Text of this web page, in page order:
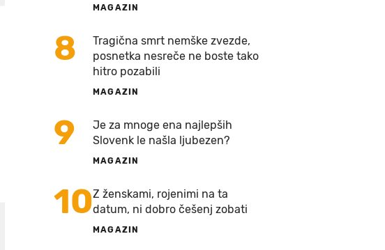
MAGAZIN
8
Tragična smrt nemške zvezde,
posnetka nesreče ne boste tako
hitro pozabili
MAGAZIN
9
Je za mnoge ena najlepših
Slovenk le našla ljubezen?
MAGAZIN
10Z ženskami, rojenimi na ta
datum, ni dobro češenj zobati
MAGAZIN